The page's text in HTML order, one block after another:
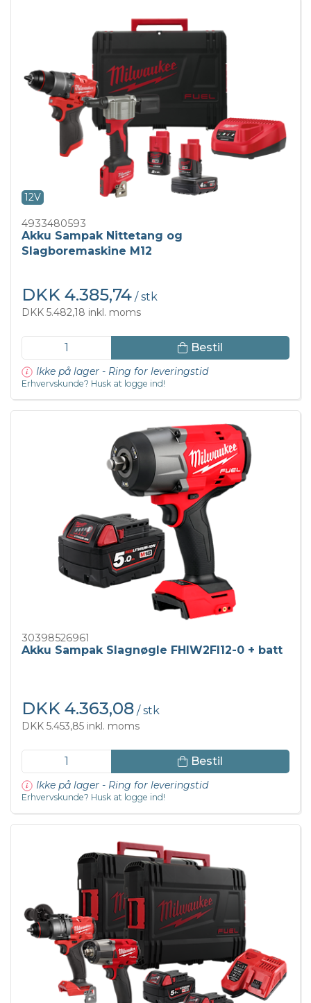
12V
4933480593
Akku Sampak Nittetang og
Slagboremaskine M12
DKK 4.385,74 / stk
DKK 5.482,18 inkl. moms
Bestil
Ikke på lager - Ring for leveringstid
Erhvervskunde? Husk at logge ind!
30398526961
Akku Sampak Slagnøgle FHIW2FI12-0 + batt
DKK 4.363,08 / stk
DKK 5.453,85 inkl. moms
Bestil
Ikke på lager - Ring for leveringstid
Erhvervskunde? Husk at logge ind!